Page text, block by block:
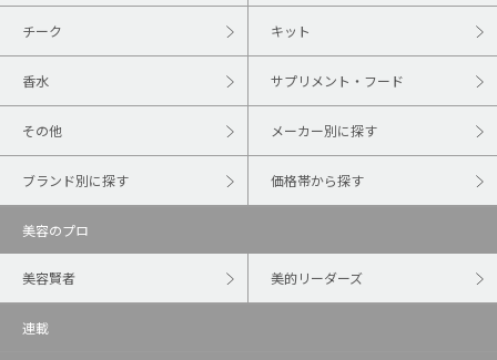
チーク キット
香水 サプリメント・フード
その他 メーカー別に探す
ブランド別に探す 価格帯から探す
美容のプロ
美容賢者 美的リーダーズ
連載